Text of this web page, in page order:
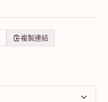
複製連結